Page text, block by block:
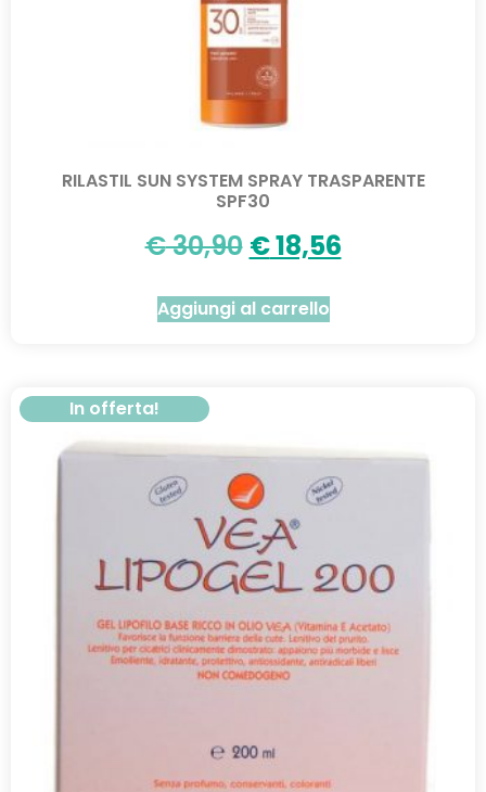
RILASTIL SUN SYSTEM SPRAY TRASPARENTE
SPF30
€30,90 €18,56
Aggiungi al carrello
In offerta!